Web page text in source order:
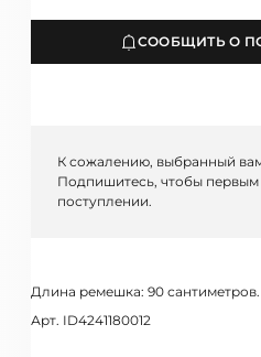
СООБЩИТЬ О
К сожалению, выбранный
Подпишитесь, чтобы первым
поступлении.
Длина ремешка: 90 сантиметров.
Арт. ID4241180012